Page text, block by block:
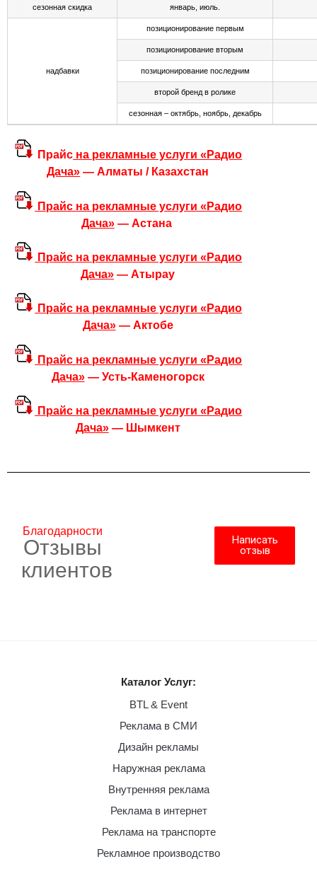
сезонная скидка январь, июль.
надбавки
позиционирование первым
позиционирование вторым
позиционирование последним
второй бренд в ролике
сезонная – октябрь, ноябрь, декабрь
Прайс на рекламные услуги «Радио
Дача» — Алматы / Казахстан
Прайс на рекламные услуги «Радио
Дача»— Астана
Прайс на рекламные услуги «Радио
Дача» — Атырау
Прайс на рекламные услуги «Радио
Дача»— Актобе
Прайс на рекламные услуги «Радио
Дача»— Усть-Каменогорск
Прайс на рекламные услуги «Радио
Дача»— Шымкент
Благодарности
Отзывы
клиентов
Написать
отзыв
Каталог Услуг:
BTL & Event
Реклама в СМИ
Дизайн рекламы
Наружная реклама
Внутренняя реклама
Реклама в интернет
Реклама на транспорте
Рекламное производство